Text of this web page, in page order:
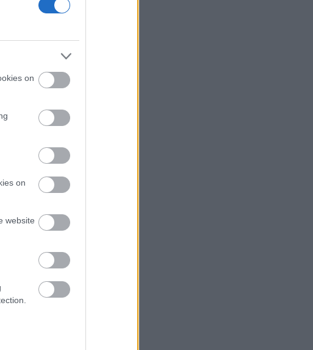
on
on
website